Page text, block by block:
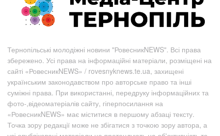
Тернопільські молодіжні новини "РовесникNEWS". Всі права
збережено. Усі права на інформаційні матеріали, розміщені на
сайті «РовесникNEWS» / rovesnyknews.te.ua, захищені
українським законодавством про авторське право та інші
суміжні права. При використанні, передруку інформаційних та
фото-,відеоматеріалів сайту, гіперпосилання на
«РовесникNEWS» має міститися в першому абзаці тексту.
Точка зору редакції може не збігатися з точкою зору автора, а